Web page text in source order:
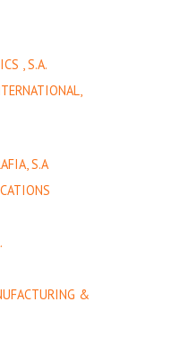
, S.A.
S.A
&